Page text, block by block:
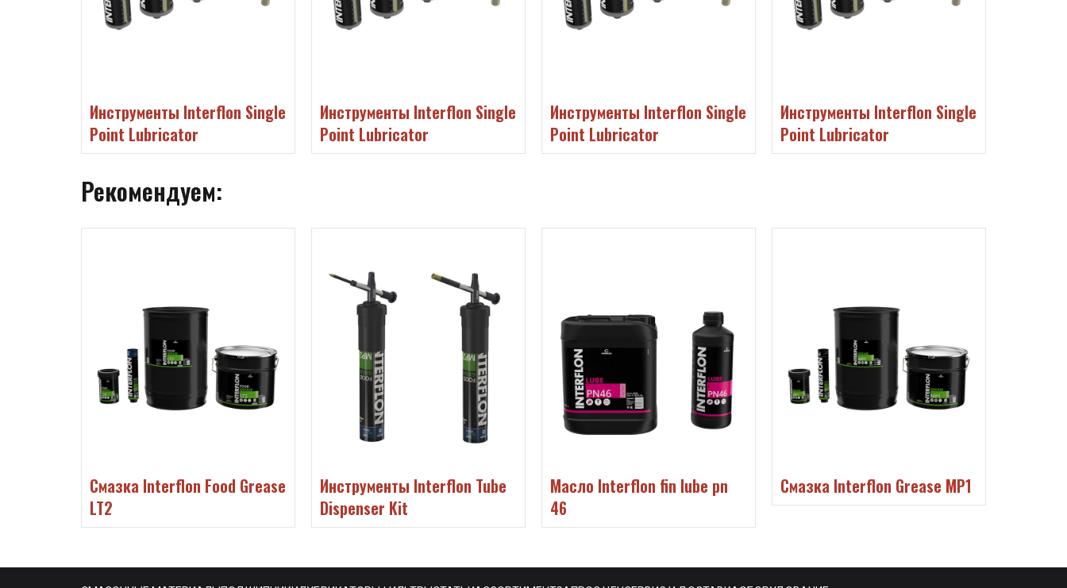
Инструменты Interflon Single
Point Lubricator
Инструменты Interflon Single
Point Lubricator
Инструменты Interflon Single
Point Lubricator
Инструменты Interflon Single
Point Lubricator
Рекомендуем:
Инструменты Interflon Tube
Dispenser Kit
Масло Interflon fin lube pn
46
Смазка Interflon Grease MP1
Смазка Interflon Food Grease
LT2